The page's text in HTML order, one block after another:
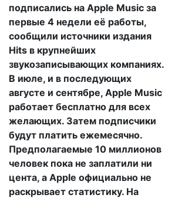
подписались на Apple Music за
первые 4 недели её работы,
сообщили источники издания
Hits в крупнейших
звукозаписывающих компаниях.
В июле, и в последующих
августе и сентябре, Apple Music
работает бесплатно для всех
желающих. Затем подписчики
будут платить ежемесячно.
Предполагаемые 10 миллионов
человек пока не заплатили ни
цента, а Apple официально не
раскрывает статистику. На